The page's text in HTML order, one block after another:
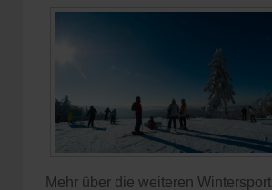
Mehr über die weiteren Wintersport